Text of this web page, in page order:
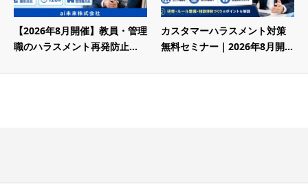
【2026年8月開催】教員・管理
職のハラスメント再発防止...
カスタマーハラスメント対策
無料セミナー｜2026年8月開...